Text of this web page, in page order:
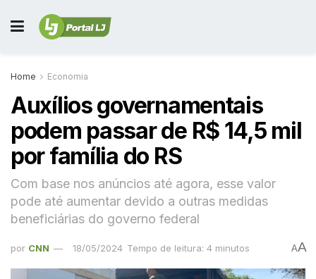
Home Economia
Auxílios governamentais
podem passar de R$ 14,5 mil
por família do RS
Com base nos anúncios até agora, esse valor
pode até aumentar devido a outras medidas
beneficiárias do governo federal
por CNN 18/05/2024 Tempo de leitura: 4 minutos AA